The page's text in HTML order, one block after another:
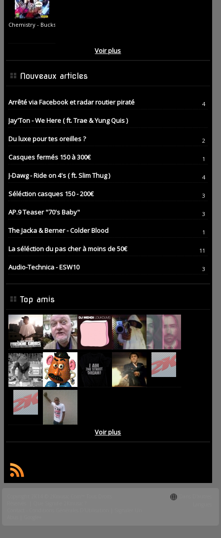
Chemistry - Buckshot
Voir plus
Nouveaux articles
4
Arrêté via Facebook et radar routier piraté
Jay'Ton - We Here ( ft. Trae & Yung Quis )
2
Du luxe pour tes oreilles ?
1
Casques fermés 150 à 300€
4
J-Dawg - Ride on 4's ( ft. Slim Thug )
3
Séléction casques 150 - 200€
3
AP.9 Teaser "70's Baby"
1
The Jacka & Berner - Colder Blood
11
La séléction du pas cher à moins de 50€
3
Audio-Technica - ESW10
Top amis
Voir plus